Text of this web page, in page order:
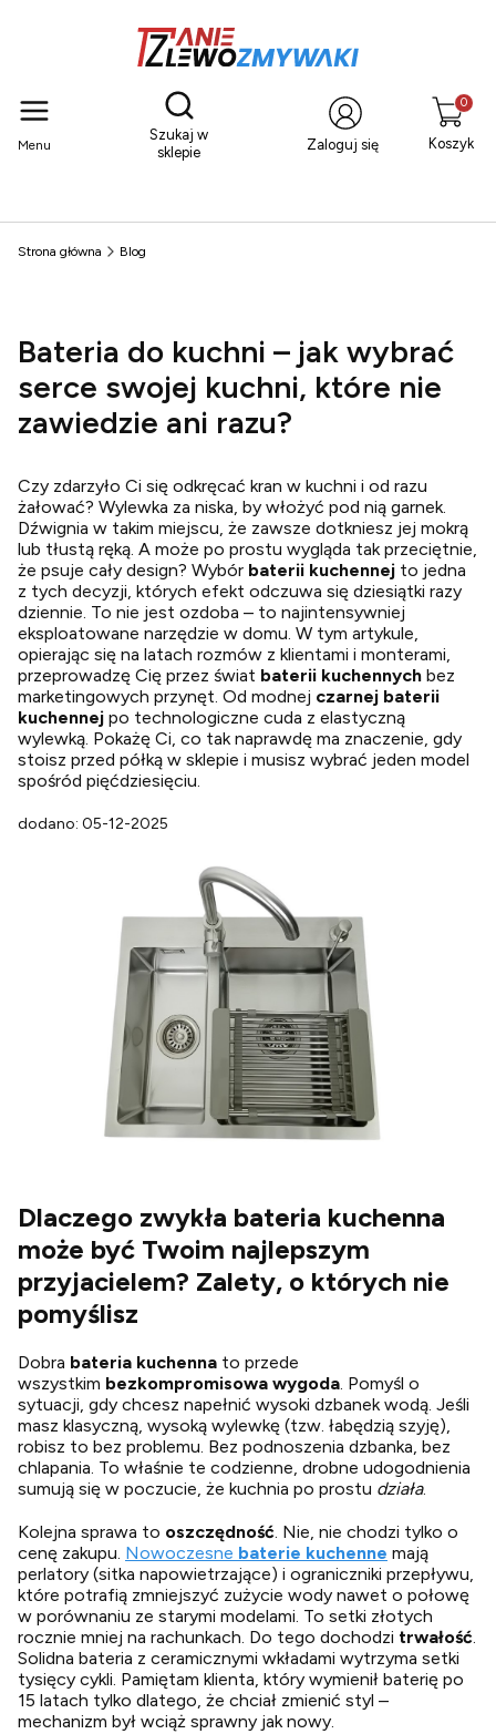
Menu
Otwórz wyszukiwarkę
Szukaj w
sklepie
Zaloguj się Koszyk
Strona główna Blog
Bateria do kuchni – jak wybrać
serce swojej kuchni, które nie
zawiedzie ani razu?
Czy zdarzyło Ci się odkręcać kran w kuchni i od razu
żałować? Wylewka za niska, by włożyć pod nią garnek.
Dźwignia w takim miejscu, że zawsze dotkniesz jej mokrą
lub tłustą ręką. A może po prostu wygląda tak przeciętnie,
że psuje cały design? Wybór baterii kuchennej to jedna
z tych decyzji, których efekt odczuwa się dziesiątki razy
dziennie. To nie jest ozdoba – to najintensywniej
eksploatowane narzędzie w domu. W tym artykule,
opierając się na latach rozmów z klientami i monterami,
przeprowadzę Cię przez świat baterii kuchennych bez
marketingowych przynęt. Od modnej czarnej baterii
kuchennej po technologiczne cuda z elastyczną
wylewką. Pokażę Ci, co tak naprawdę ma znaczenie, gdy
stoisz przed półką w sklepie i musisz wybrać jeden model
spośród pięćdziesięciu.
dodano: 05-12-2025
Dlaczego zwykła bateria kuchenna
może być Twoim najlepszym
przyjacielem? Zalety, o których nie
pomyślisz
Dobra bateria kuchenna to przede
wszystkim bezkompromisowa wygoda. Pomyśl o
sytuacji, gdy chcesz napełnić wysoki dzbanek wodą. Jeśli
masz klasyczną, wysoką wylewkę (tzw. łabędzią szyję),
robisz to bez problemu. Bez podnoszenia dzbanka, bez
chlapania. To właśnie te codzienne, drobne udogodnienia
sumują się w poczucie, że kuchnia po prostu działa.
Kolejna sprawa to oszczędność. Nie, nie chodzi tylko o
cenę zakupu. Nowoczesne baterie kuchenne mają
perlatory (sitka napowietrzające) i ograniczniki przepływu,
które potrafią zmniejszyć zużycie wody nawet o połowę
w porównaniu ze starymi modelami. To setki złotych
rocznie mniej na rachunkach. Do tego dochodzi trwałość.
Solidna bateria z ceramicznymi wkładami wytrzyma setki
tysięcy cykli. Pamiętam klienta, który wymienił baterię po
15 latach tylko dlatego, że chciał zmienić styl –
mechanizm był wciąż sprawny jak nowy.